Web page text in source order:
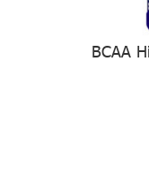
BCAA